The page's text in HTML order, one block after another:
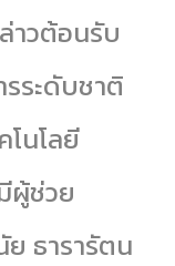
าวต้อนรับ
รระดับชาติ
นโลยี
ผู้ช่วย
ธารารัตน